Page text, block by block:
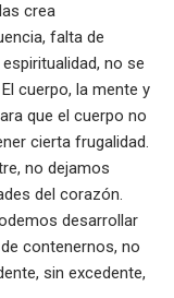
crea
falta de
no se
cuerpo, la mente y
que el cuerpo no
cierta frugalidad.
no dejamos
del corazón.
desarrollar
contenernos, no
sin excedente,